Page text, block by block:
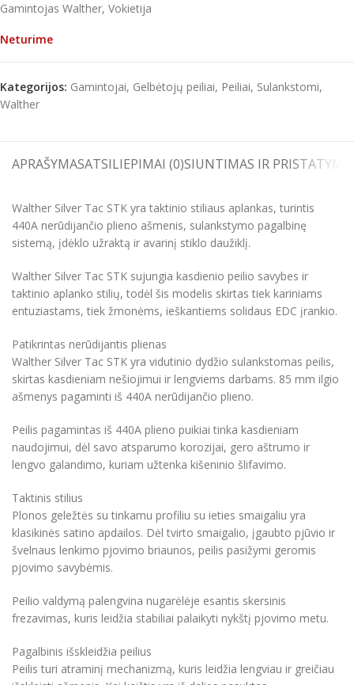
Gamintojas Walther, Vokietija
Neturime
Kategorijos: Gamintojai, Gelbėtojų peiliai, Peiliai, Sulankstomi,
Walther
APRAŠYMASATSILIEPIMAI (0)SIUNTIMAS IR
Walther Silver Tac STK yra taktinio stiliaus aplankas, turintis
440A nerūdijančio plieno ašmenis, sulankstymo pagalbinę
sistemą, įdėklo užraktą ir avarinį stiklo daužiklį.
Walther Silver Tac STK sujungia kasdienio peilio savybes ir
taktinio aplanko stilių, todėl šis modelis skirtas tiek kariniams
entuziastams, tiek žmonėms, ieškantiems solidaus EDC įrankio.
Patikrintas nerūdijantis plienas
Walther Silver Tac STK yra vidutinio dydžio sulankstomas peilis,
skirtas kasdieniam nešiojimui ir lengviems darbams. 85 mm ilgio
ašmenys pagaminti iš 440A nerūdijančio plieno.
Peilis pagamintas iš 440A plieno puikiai tinka kasdieniam
naudojimui, dėl savo atsparumo korozijai, gero aštrumo ir
lengvo galandimo, kuriam užtenka kišeninio šlifavimo.
Taktinis stilius
Plonos geležtės su tinkamu profiliu su ieties smaigaliu yra
klasikinės satino apdailos. Dėl tvirto smaigalio, įgaubto pjūvio ir
švelnaus lenkimo pjovimo briaunos, peilis pasižymi geromis
pjovimo savybėmis.
Peilio valdymą palengvina nugarėlėje esantis skersinis
frezavimas, kuris leidžia stabiliai palaikyti nykštį pjovimo metu.
Pagalbinis išskleidžia peilius
Peilis turi atraminį mechanizmą, kuris leidžia lengviau ir greičiau